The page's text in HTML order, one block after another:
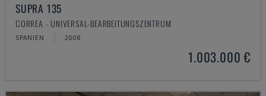
SUPRA 135
CORREA - UNIVERSAL-BEARBEITUNGSZENTRUM
SPANIEN 2008
1.003.000 €